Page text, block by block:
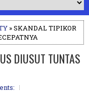
» SKANDAL TIPIKOR
DIUSUT TUNTAS